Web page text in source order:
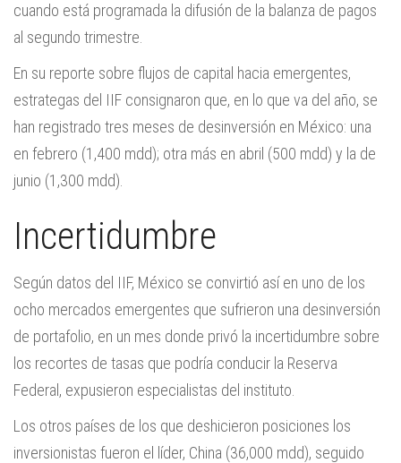
cuando está programada la difusión de la balanza de pagos
al segundo trimestre.
En su reporte sobre flujos de capital hacia emergentes,
estrategas del IIF consignaron que, en lo que va del año, se
han registrado tres meses de desinversión en México: una
en febrero (1,400 mdd); otra más en abril (500 mdd) y la de
junio (1,300 mdd).
Incertidumbre
Según datos del IIF, México se convirtió así en uno de los
ocho mercados emergentes que sufrieron una desinversión
de portafolio, en un mes donde privó la incertidumbre sobre
los recortes de tasas que podría conducir la Reserva
Federal, expusieron especialistas del instituto.
Los otros países de los que deshicieron posiciones los
inversionistas fueron el líder, China (36,000 mdd), seguido